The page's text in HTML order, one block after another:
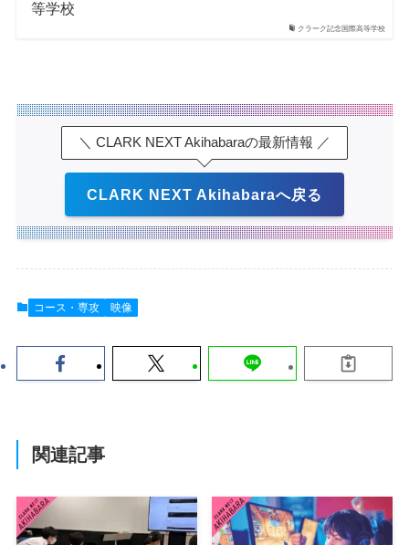
クラーク記念国際高等学校
等学校
＼ CLARK NEXT Akihabaraの最新情報 ／
CLARK NEXT Akihabaraへ戻る
コース・専攻 映像
関連記事